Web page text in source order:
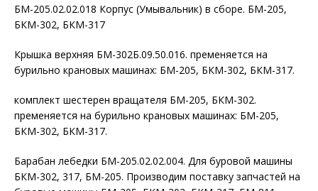
БМ-205.02.02.018 Корпус (Умывальник) в сборе. БМ-205,
БКМ-302, БКМ-317
Крышка верхняя БМ-302Б.09.50.016. пременяется на
бурильно крановых машинах: БМ-205, БКМ-302, БКМ-317.
комплект шестерен вращателя БМ-205, БКМ-302.
пременяется на бурильно крановых машинах: БМ-205,
БКМ-302, БКМ-317.
Барабан лебедки БМ-205.02.02.004. Для буровой машины
БКМ-302, 317, БМ-205. Производим поставку запчастей на